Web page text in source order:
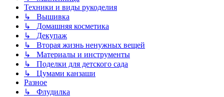
Техники и виды рукоделия
↳ Вышивка
↳ Домашняя косметика
↳ Декупаж
↳ Вторая жизнь ненужных вещей
↳ Материалы и инструменты
↳ Поделки для детского сада
↳ Цумами канзаши
Разное
↳ Флудилка